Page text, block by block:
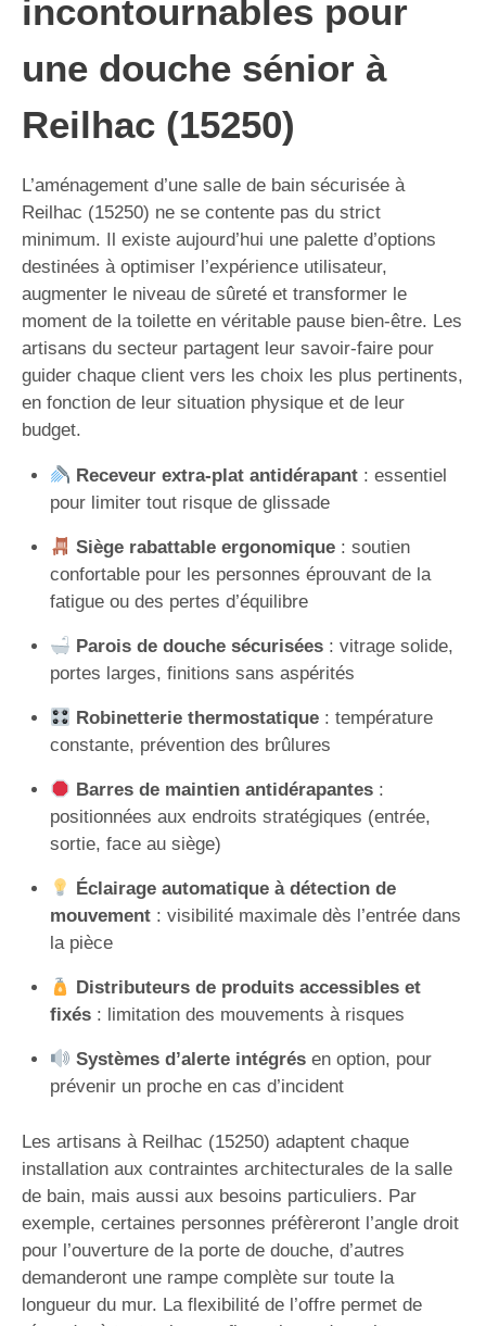
incontournables pour
une douche sénior à
Reilhac (15250)
L’aménagement d’une salle de bain sécurisée à
Reilhac (15250) ne se contente pas du strict
minimum. Il existe aujourd’hui une palette d’options
destinées à optimiser l’expérience utilisateur,
augmenter le niveau de sûreté et transformer le
moment de la toilette en véritable pause bien-être. Les
artisans du secteur partagent leur savoir-faire pour
guider chaque client vers les choix les plus pertinents,
en fonction de leur situation physique et de leur
budget.
Receveur extra-plat antidérapant: essentiel
pour limiter tout risque de glissade
Siège rabattable ergonomique: soutien
confortable pour les personnes éprouvant de la
fatigue ou des pertes d’équilibre
Parois de douche sécurisées: vitrage solide,
portes larges, finitions sans aspérités
Robinetterie thermostatique: température
constante, prévention des brûlures
Barres de maintien antidérapantes:
positionnées aux endroits stratégiques (entrée,
sortie, face au siège)
Éclairage automatique à détection de
mouvement: visibilité maximale dès l’entrée dans
la pièce
Distributeurs de produits accessibles et
fixés: limitation des mouvements à risques
Systèmes d’alerte intégrésen option, pour
prévenir un proche en cas d’incident
Les artisans à Reilhac (15250) adaptent chaque
installation aux contraintes architecturales de la salle
de bain, mais aussi aux besoins particuliers. Par
exemple, certaines personnes préfèreront l’angle droit
pour l’ouverture de la porte de douche, d’autres
demanderont une rampe complète sur toute la
longueur du mur. La flexibilité de l’offre permet de